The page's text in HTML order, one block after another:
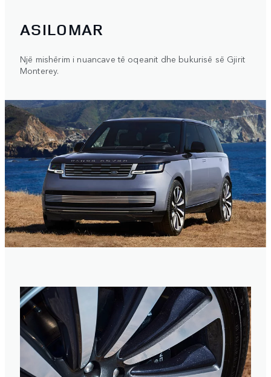
ASILOMAR
Një mishërim i nuancave të oqeanit dhe bukurisë së Gjirit
Monterey.